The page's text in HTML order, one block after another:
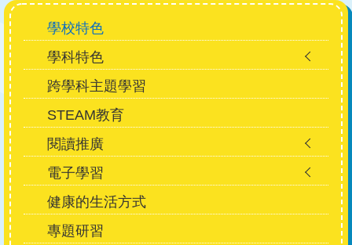
Main
navigation
學校特色
學科特色
跨學科主題學習
STEAM教育
閱讀推廣
電子學習
健康的生活方式
專題研習